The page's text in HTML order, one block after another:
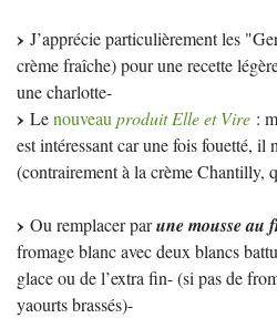
J’apprécie particulièrement les
crème fraîche) pour une recette
une charlotte-
Lenouveauproduit Elle et Vire :
est intéressant car une fois fouetté, il
(contrairement à la crème Chantilly,
Ou remplacer parune mousse au
fromage blanc avec deux blancs
glace ou de l’extra fin- (si pas de
yaourts brassés)-